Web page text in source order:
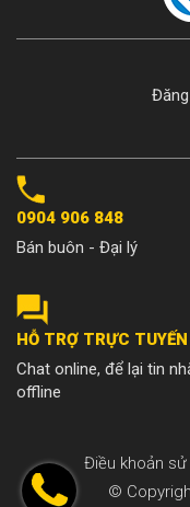
0904 906 848
Bán buôn - Đại lý
HỖ TRỢ TRỰC TUYẾN
Chat online, để lại tin
offline
Điều khoản sử
©